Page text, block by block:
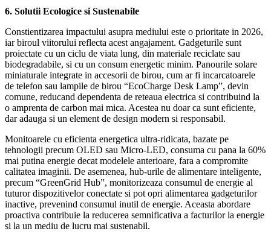
6. Solutii Ecologice si Sustenabile
Constientizarea impactului asupra mediului este o prioritate in 2026,
iar biroul viitorului reflecta acest angajament. Gadgeturile sunt
proiectate cu un ciclu de viata lung, din materiale reciclate sau
biodegradabile, si cu un consum energetic minim. Panourile solare
miniaturale integrate in accesorii de birou, cum ar fi incarcatoarele
de telefon sau lampile de birou “EcoCharge Desk Lamp”, devin
comune, reducand dependenta de reteaua electrica si contribuind la
o amprenta de carbon mai mica. Acestea nu doar ca sunt eficiente,
dar adauga si un element de design modern si responsabil.
Monitoarele cu eficienta energetica ultra-ridicata, bazate pe
tehnologii precum OLED sau Micro-LED, consuma cu pana la 60%
mai putina energie decat modelele anterioare, fara a compromite
calitatea imaginii. De asemenea, hub-urile de alimentare inteligente,
precum “GreenGrid Hub”, monitorizeaza consumul de energie al
tuturor dispozitivelor conectate si pot opri alimentarea gadgeturilor
inactive, prevenind consumul inutil de energie. Aceasta abordare
proactiva contribuie la reducerea semnificativa a facturilor la energie
si la un mediu de lucru mai sustenabil.